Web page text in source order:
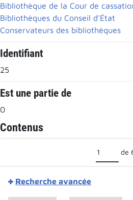
Bibliothèque de la Cour de
Bibliothèques du Conseil d'État
Conservateurs des bibliothèques
Identifiant
25
Est une partie de
0
Contenus
de
Recherche avancée